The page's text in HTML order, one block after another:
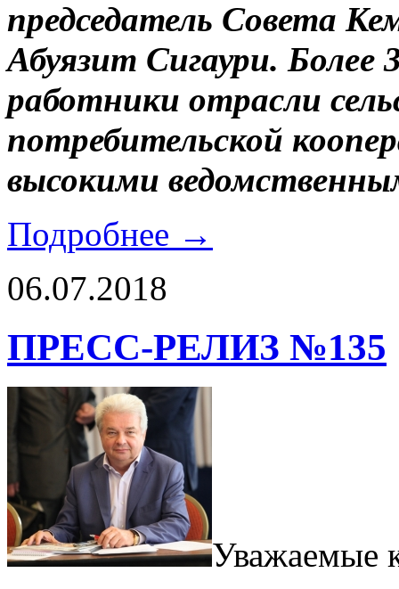
председатель Совета
Абуязит Сигаури. Более
работники отрасли
потребительской
высокими
Подробнее →
06.07.2018
ПРЕСС-РЕЛИЗ №135
Уважаемые